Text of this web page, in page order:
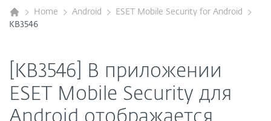
Home Android
ESET Mobile Security for Android
KB3546
[KB3546] В приложении
ESET Mobile Security для